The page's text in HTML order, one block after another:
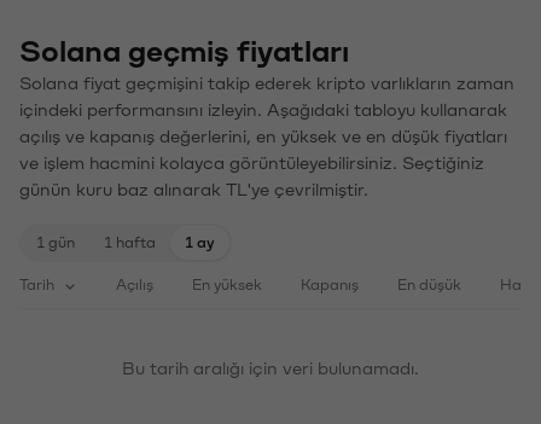
Solana geçmiş fiyatları
Solana fiyat geçmişini takip ederek kripto varlıkların zaman
içindeki performansını izleyin. Aşağıdaki tabloyu kullanarak
açılış ve kapanış değerlerini, en yüksek ve en düşük fiyatları
ve işlem hacmini kolayca görüntüleyebilirsiniz. Seçtiğiniz
günün kuru baz alınarak TL'ye çevrilmiştir.
1 gün 1 hafta 1 ay
Tarih Açılış En yüksek Kapanış En düşük
Bu tarih aralığı için veri bulunamadı.